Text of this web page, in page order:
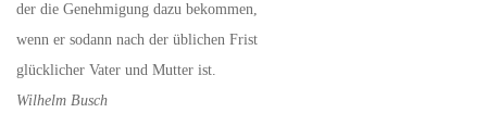
der die Genehmigung dazu bekommen,
wenn er sodann nach der üblichen Frist
glücklicher Vater und Mutter ist.
Wilhelm Busch